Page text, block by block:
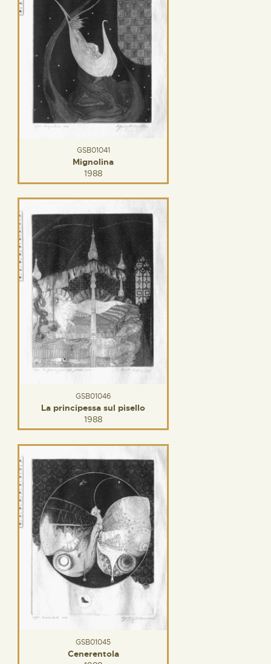
GSB01041
Mignolina
1988
GSB01046
La principessa sul pisello
1988
GSB01045
Cenerentola